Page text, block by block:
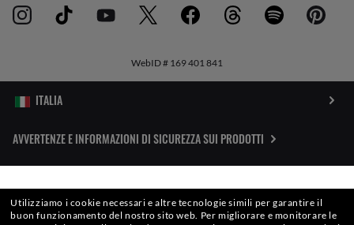
SELEZIONA O DIGITA IL TUO NEGOZIO
WebID # 169 401 841
AVVERTENZE E INFORMAZIONI DI SICUREZZA SUI PRODOTTI
MAPPA DEL SITO
Utilizziamo i cookie necessari e altre tecnologie simili per garantire il
buon funzionamento del nostro sito web. Per migliorare e monitorare le